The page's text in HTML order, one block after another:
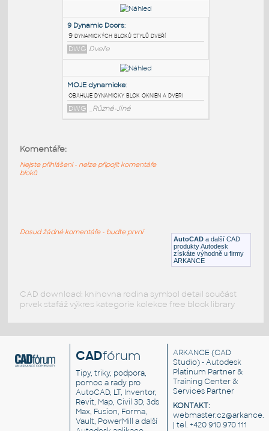
Dynamický blok vnitřních dveří s dynamickým
popisem šířky
DWG Dveře
Breakline:
Čára s přerušením (parametrický blok)
DWG Výkresové prvky
Dveře
AutoCAD a další CAD
produkty Autodesk
získáte výhodně u firmy
ARKANCE
Komentáře:
Nejste přihlášeni - nelze připojit komentáře
bloků
Dosud žádné komentáře - buďte první
CAD download: knihovna rodina symbol detail součást
prvek stafáž výkres kategorie kolekce free block library
CADfórum
Tipy, triky, podpora,
pomoc a rady pro
AutoCAD, LT, Inventor,
Revit, Map, Civil 3D, 3ds
Max, Fusion, Forma,
Vault, PowerMill a další
ARKANCE (CAD
Studio) - Autodesk
Platinum Partner &
Training Center &
Services Partner
KONTAKT:
| tel. +420 910 970 111